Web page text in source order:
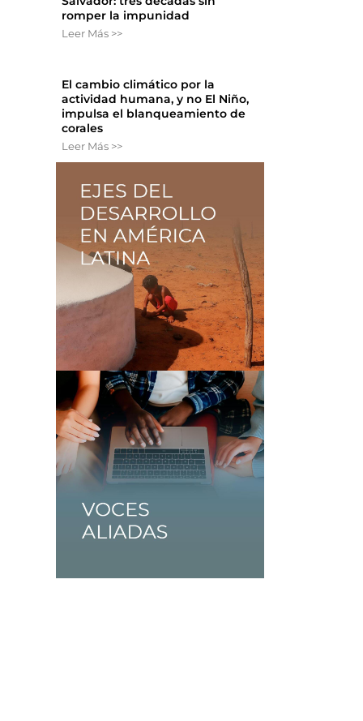
romper la impunidad
Leer Más >>
El cambio climático por la
actividad humana, y no El Niño,
impulsa el blanqueamiento de
corales
Leer Más >>